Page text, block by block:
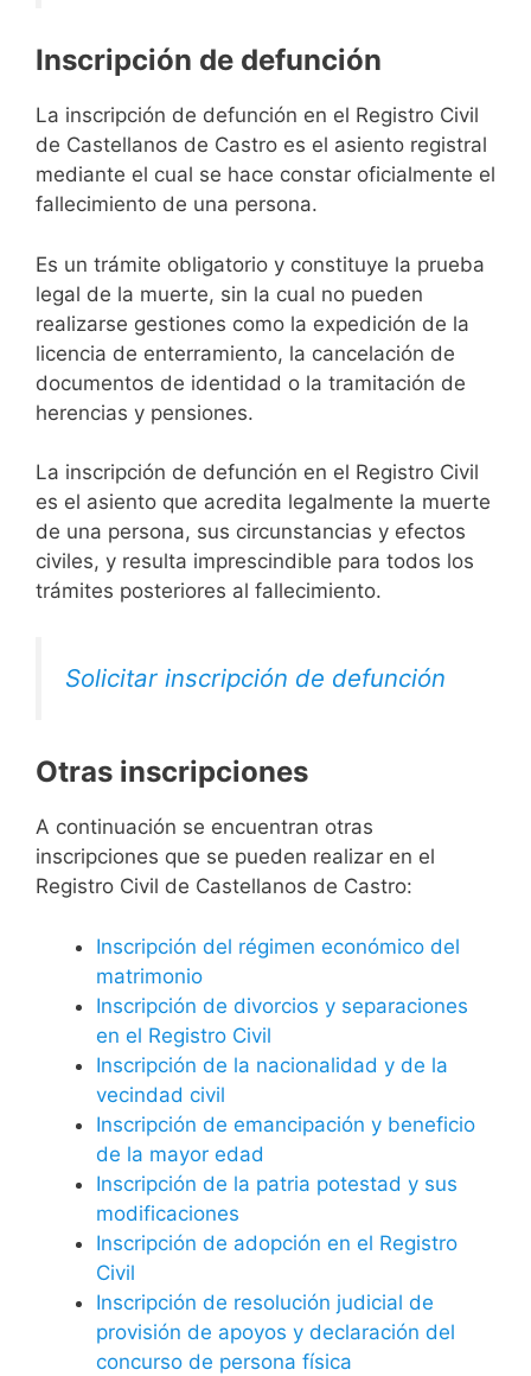
Inscripción de defunción
La inscripción de defunción en el Registro Civil
de Castellanos de Castro es el asiento registral
mediante el cual se hace constar oficialmente el
fallecimiento de una persona.
Es un trámite obligatorio y constituye la prueba
legal de la muerte, sin la cual no pueden
realizarse gestiones como la expedición de la
licencia de enterramiento, la cancelación de
documentos de identidad o la tramitación de
herencias y pensiones.
La inscripción de defunción en el Registro Civil
es el asiento que acredita legalmente la muerte
de una persona, sus circunstancias y efectos
civiles, y resulta imprescindible para todos los
trámites posteriores al fallecimiento.
Solicitar inscripción de defunción
Otras inscripciones
A continuación se encuentran otras
inscripciones que se pueden realizar en el
Registro Civil de Castellanos de Castro:
Inscripción del régimen económico del
matrimonio
Inscripción de divorcios y separaciones
en el Registro Civil
Inscripción de la nacionalidad y de la
vecindad civil
Inscripción de emancipación y beneficio
de la mayor edad
Inscripción de la patria potestad y sus
modificaciones
Inscripción de adopción en el Registro
Civil
Inscripción de resolución judicial de
provisión de apoyos y declaración del
concurso de persona física